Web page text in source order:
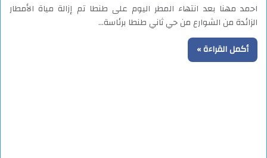
احمد مهنا بعد انتهاء المطر اليوم على طنطا تم إزالة مياة الأمطار
الزائدة من الشوارع من حي ثاني طنطا برئاسة…
أكمل القراءة »